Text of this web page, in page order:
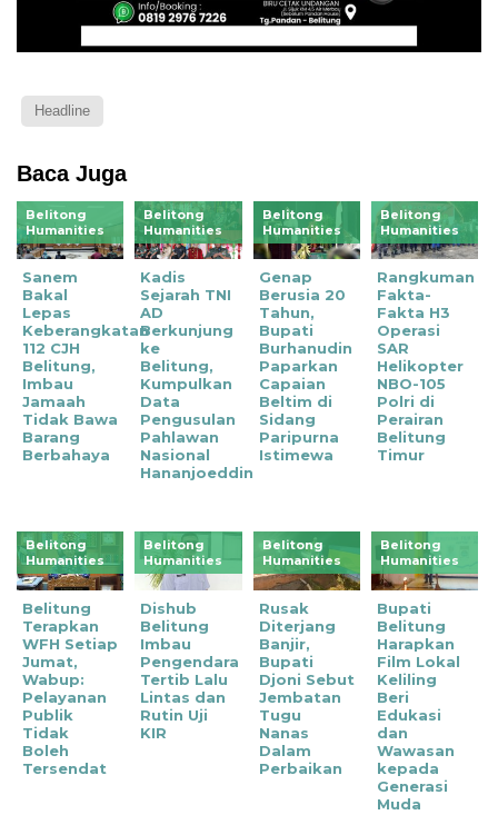
Headline
Baca Juga
Belitong
Humanities
Sanem
Bakal
Lepas
Keberangkatan
112 CJH
Belitung,
Imbau
Jamaah
Tidak Bawa
Barang
Berbahaya
Belitong
Humanities
Kadis
Sejarah TNI
AD
Berkunjung
ke
Belitung,
Kumpulkan
Data
Pengusulan
Pahlawan
Nasional
Hananjoeddin
Belitong
Humanities
Genap
Berusia 20
Tahun,
Bupati
Burhanudin
Paparkan
Capaian
Beltim di
Sidang
Paripurna
Istimewa
Belitong
Humanities
Rangkuman
Fakta-
Fakta H3
Operasi
SAR
Helikopter
NBO-105
Polri di
Perairan
Belitung
Timur
Belitong
Humanities
Belitung
Terapkan
WFH Setiap
Jumat,
Wabup:
Pelayanan
Publik
Tidak
Boleh
Tersendat
Belitong
Humanities
Dishub
Belitung
Imbau
Pengendara
Tertib Lalu
Lintas dan
Rutin Uji
KIR
Belitong
Humanities
‎Rusak
Diterjang
Banjir,
Bupati
Djoni Sebut
Jembatan
Tugu
Nanas
Dalam
Perbaikan
Belitong
Humanities
Bupati
Belitung
Harapkan
Film Lokal
Keliling
Beri
Edukasi
dan
Wawasan
kepada
Generasi
Muda